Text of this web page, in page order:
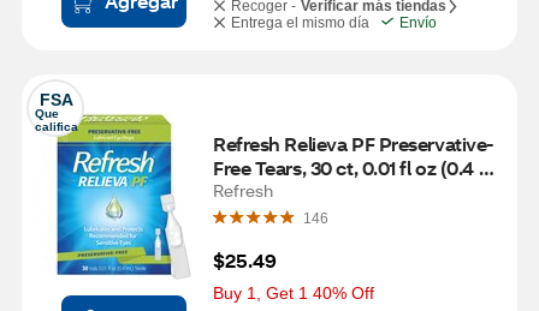
Recoger - Verificar más tiendas
Entrega el mismo día
Envío
FSA
Que
califica
Refresh Relieva PF Preservative-
Free Tears, 30 ct, 0.01 fl oz (0.4
mL)
Refresh
146
$25.49
Buy 1, Get 1 40% Off